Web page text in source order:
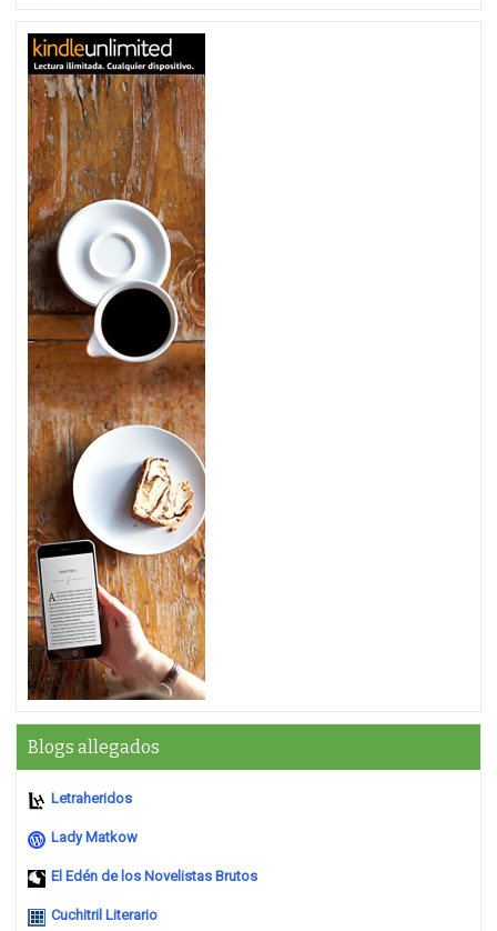
Blogs allegados
Letraheridos
Lady Matkow
El Edén de los Novelistas Brutos
Cuchitril Literario